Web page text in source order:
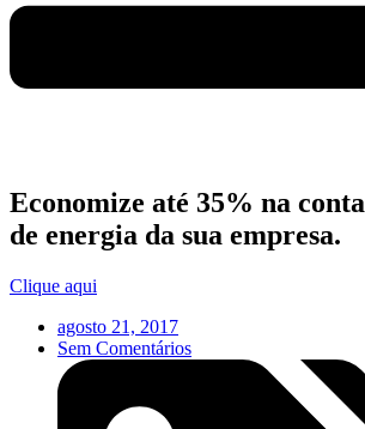
Economize até 35% na conta
de energia da sua empresa.
Clique aqui
agosto 21, 2017
Sem Comentários